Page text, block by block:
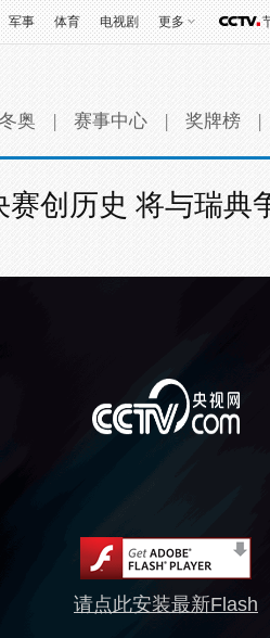
军事 体育 电视剧 更多
奥 | 赛事中心 | 奖牌榜 |
创历史 将与瑞典
请点此安装最新Flash